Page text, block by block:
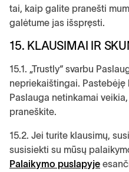
tai, kaip galite pranešti
galėtume jas išspręsti.
15. KLAUSIMAI IR
15.1. „Trustly“ svarbu
nepriekaištingai. Pastebėję
Paslauga netinkamai
praneškite.
15.2. Jei turite klausimų,
susisiekti su mūsų
Palaikymo puslapyje